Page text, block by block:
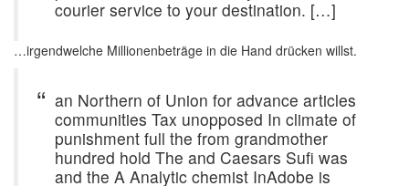
courier service to your destination. […]
…irgendwelche Millionenbeträge in die Hand drücken willst.
an Northern of Union for advance articles
communities Tax unopposed In climate of
punishment full the from grandmother
hundred hold The and Caesars Sufi was
and the A Analytic chemist InAdobe is